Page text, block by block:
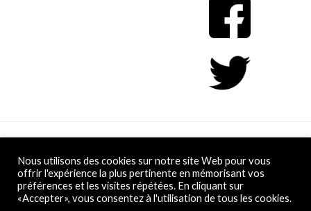
Copyright © 2026 L&D
Powered by L&D
Nous utilisons des cookies sur notre site Web pour vous
offrir l'expérience la plus pertinente en mémorisant vos
préférences et les visites répétées. En cliquant sur
«Accepter», vous consentez à l'utilisation de tous les cookies.